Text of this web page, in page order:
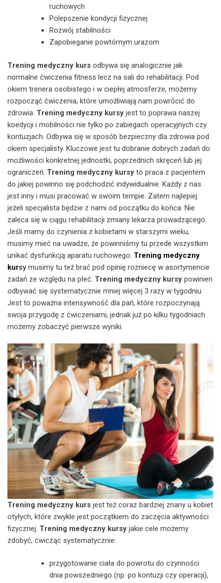
ruchowych
Polepszenie kondycji fizycznej
Rozwój stabilności
Zapobieganie powtórnym urazom
Trening medyczny kurs odbywa się analogicznie jak
normalne ćwiczenia fitness lecz na sali do rehabilitacji. Pod
okiem trenera osobistego i w ciepłej atmosferze, możemy
rozpocząć ćwiczenia, które umożliwiają nam powrócić do
zdrowia. Trening medyczny kursy jest to poprawa naszej
koedycji i mobilności nie tylko po zabiegach operacyjnych czy
kontuzjach. Odbywa się w sposób bezpieczny dla zdrowia pod
okiem specjalisty. Kluczowe jest tu dobranie dobrych zadań do
możliwości konkretnej jednostki, poprzednich skręceń lub jej
ograniczeń. Trening medyczny kursy to praca z pacjentem
do jakiej powinno się podchodzić indywidualnie. Każdy z nas
jest inny i musi pracować w swoim tempie. Zatem najlepiej
jeżeli specjalista będzie z nami od początku do końca. Nie
zaleca się w ciągu rehabilitacji zmiany lekarza prowadzącego.
Jeśli mamy do czynienia z kobietami w starszymi wieku,
musimy mieć na uwadze, że powinniśmy tu przede wszystkim
unikać dysfunkcją aparatu ruchowego. Trening medyczny
kursy musimy tu też brać pod opinię rozniecę w asortymencie
zadań ze względu na płeć. Trening medyczny kursy powinien
odbywać się systematycznie mniej więcej 3 razy w tygodniu.
Jest to poważna intensywność dla pań, które rozpoczynają
swoja przygodę z ćwiczeniami, jednak już po kilku tygodniach
możemy zobaczyć pierwsze wyniki.
Trening medyczny kurs jest też coraz bardziej znany u kobiet
otyłych, które zwykle jest początkiem do zaczęcia aktywności
fizycznej. Trening medyczny kursy jakie cele możemy
zdobyć, ćwicząc systematycznie:
przygotowanie ciała do powrotu do czynności
dnia powszedniego (np. po kontuzji czy operacji),